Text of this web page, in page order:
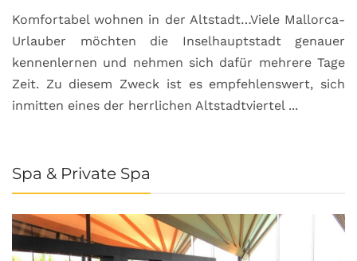
Komfortabel wohnen in der Altstadt…Viele Mallorca-
Urlauber möchten die Inselhauptstadt genauer
kennenlernen und nehmen sich dafür mehrere Tage
Zeit. Zu diesem Zweck ist es empfehlenswert, sich
inmitten eines der herrlichen Altstadtviertel ...
Spa & Private Spa